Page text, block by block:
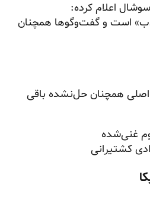
اعلام کرده:
است و گفت‌وگوها همچنان
همچنان حل‌نشده باقی
غنی‌شده
کشتیرانی